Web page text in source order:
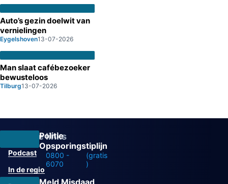
Auto’s gezin doelwit van
vernielingen
Eygelshoven13-07-2026
Man slaat cafébezoeker
bewusteloos
Tilburg13-07-2026
Politie
Opsporingstiplijn
0800 -
6070
(gratis
)
Meld Misdaad
Overige links
Podcast
In de regio